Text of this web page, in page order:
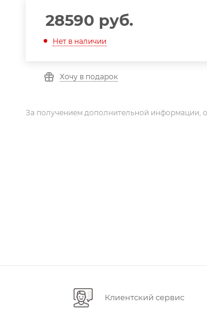
28590 руб.
Нет в наличии
Хочу в подарок
За получением дополнительной информации,
Клиентский сервис